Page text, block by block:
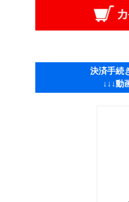
決済手続
↓↓↓動